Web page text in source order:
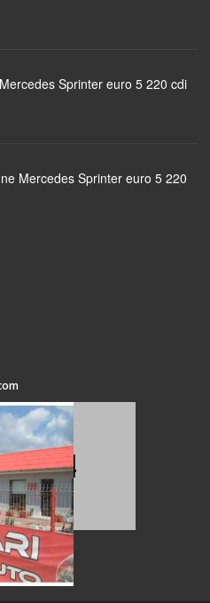
Sprinter euro 5 220 cdi
Mercedes Sprinter euro 5 220